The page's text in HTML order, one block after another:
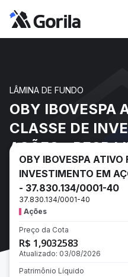
LÂMINA DE FUNDO
OBY IBOVESPA
CLASSE DE
AÇÕES - RESP
37.830.134/
OBY IBOVESPA ATIVO
INVESTIMENTO EM
- 37.830.134/0001-40
37.830.134/0001-40
Ações
Preço da Cota
R$ 1,9032583
Atualizado: 03/08/2026
Patrimônio Líquido